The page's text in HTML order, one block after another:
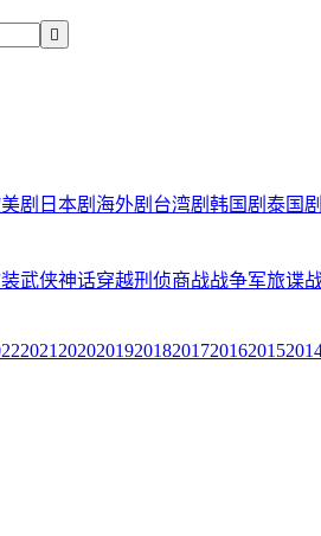

剧 日本剧 海外剧 台湾剧 韩国剧 泰国剧
武侠神话穿越刑侦商战战争军旅谍
2021 202020192018201720162015